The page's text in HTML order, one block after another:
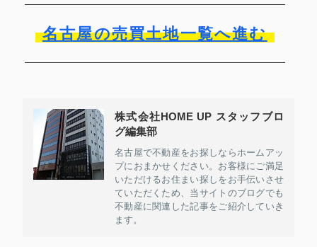
名古屋の売買土地一覧へ進む
株式会社HOME UP スタッフブロ
グ編集部
名古屋で不動産をお探しならホームアッ
プにおまかせください。お客様にご満足
いただけるお住まい探しをお手伝いさせ
ていただくため、当サイトのブログでも
不動産に関連した記事をご紹介していき
ます。